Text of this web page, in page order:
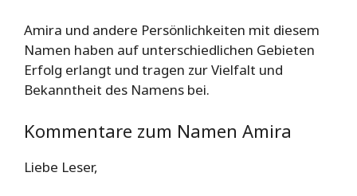
Amira und andere Persönlichkeiten mit diesem
Namen haben auf unterschiedlichen Gebieten
Erfolg erlangt und tragen zur Vielfalt und
Bekanntheit des Namens bei.
Kommentare zum Namen Amira
Liebe Leser,